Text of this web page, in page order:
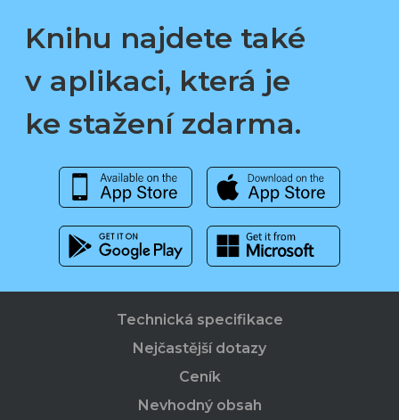
Knihu najdete také
v aplikaci, která je
ke stažení zdarma.
Technická specifikace
Nejčastější dotazy
Ceník
Nevhodný obsah